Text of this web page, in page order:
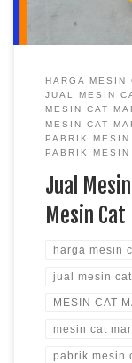
HARGA MESIN
JUAL MESIN
MESIN CAT
MESIN CAT
PABRIK
PABRIK MESIN
Jual
Mesin
harga mesin
jual mesin
MESIN CAT
mesin cat
pabrik mesin